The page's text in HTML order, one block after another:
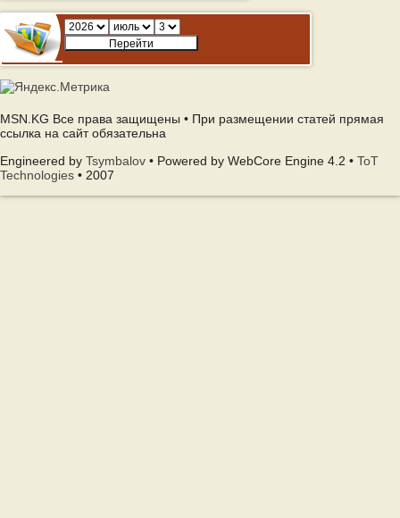
MSN.KG Все права защищены • При размещении статей прямая
ссылка на сайт обязательна
Engineered by Tsymbalov • Powered by WebCore Engine 4.2 • ToT
Technologies • 2007